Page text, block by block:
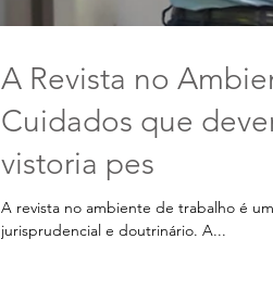
A Revista no
Cuidados que
vistoria pes
A revista no ambiente de trabalho é
jurisprudencial e doutrinário. A...